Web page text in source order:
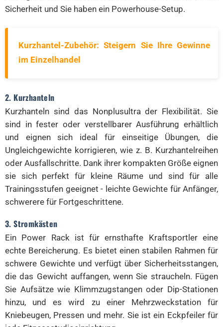
Sicherheit und Sie haben ein Powerhouse-Setup.
Kurzhantel-Zubehör: Steigern Sie Ihre Gewinne
im Einzelhandel
2. Kurzhanteln
Kurzhanteln sind das Nonplusultra der Flexibilität. Sie
sind in fester oder verstellbarer Ausführung erhältlich
und eignen sich ideal für einseitige Übungen, die
Ungleichgewichte korrigieren, wie z. B. Kurzhantelreihen
oder Ausfallschritte. Dank ihrer kompakten Größe eignen
sie sich perfekt für kleine Räume und sind für alle
Trainingsstufen geeignet - leichte Gewichte für Anfänger,
schwerere für Fortgeschrittene.
3. Stromkästen
Ein Power Rack ist für ernsthafte Kraftsportler eine
echte Bereicherung. Es bietet einen stabilen Rahmen für
schwere Gewichte und verfügt über Sicherheitsstangen,
die das Gewicht auffangen, wenn Sie straucheln. Fügen
Sie Aufsätze wie Klimmzugstangen oder Dip-Stationen
hinzu, und es wird zu einer Mehrzweckstation für
Kniebeugen, Pressen und mehr. Sie ist ein Eckpfeiler für